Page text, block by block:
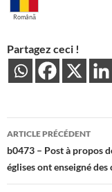
Română
Partagez ceci !
Navigation
des
articles
ARTICLE PRÉCÉDENT
b0473 – Post à propos
églises ont enseigné des